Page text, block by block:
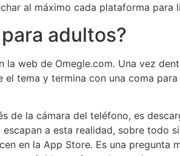
al máximo cada plataforma para
adultos?
web de Omegle.com. Una vez
tema y termina con una coma
de la cámara del teléfono, es
a esta realidad, sobre todo
en la App Store. Es una pregunta